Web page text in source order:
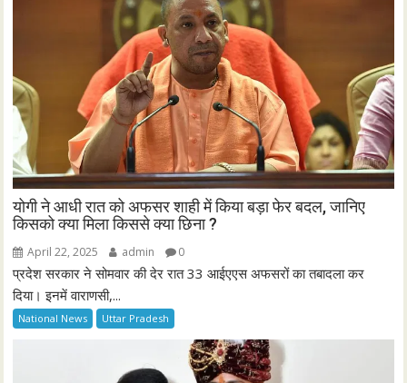
योगी ने आधी रात को अफसर शाही में किया बड़ा फेर बदल, जानिए
किसको क्या मिला किससे क्या छिना ?
April 22, 2025 admin 0
प्रदेश सरकार ने सोमवार की देर रात 33 आईएएस अफसरों का तबादला कर
दिया। इनमें वाराणसी,...
National News Uttar Pradesh